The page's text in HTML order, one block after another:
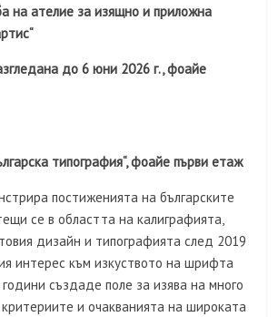
на ателие за изящно и приложна
до 6 юни 2026 г., фоайе
типография“, фоайе първи етаж
постиженията на българските
се в областта на калиграфията,
дизайн и типографията след 2019
интерес към изкуството на шрифта
създаде поле за изява на много
и очакванията на широката